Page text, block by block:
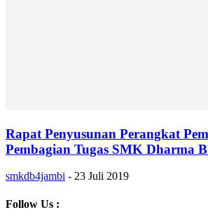
Rapat Penyusunan Perangkat
Pembagian Tugas SMK Dharma
smkdb4jambi - 23 Juli 2019
Follow Us :